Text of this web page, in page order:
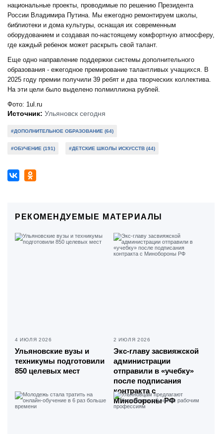
национальные проекты, проводимые по решению Президента
России Владимира Путина. Мы ежегодно ремонтируем школы,
библиотеки и дома культуры, оснащая их современным
оборудованием и создавая по-настоящему комфортную атмосферу,
где каждый ребенок может раскрыть свой талант.
Еще одно направление поддержки системы дополнительного
образования - ежегодное премирование талантливых учащихся. В
2025 году премии получили 39 ребят и два творческих коллектива.
На эти цели было выделено полмиллиона рублей.
Фото: 1ul.ru
Источник: Ульяновск сегодня
#ДОПОЛНИТЕЛЬНОЕ ОБРАЗОВАНИЕ (64)
#ОБУЧЕНИЕ (191) #ДЕТСКИЕ ШКОЛЫ ИСКУССТВ (44)
РЕКОМЕНДУЕМЫЕ МАТЕРИАЛЫ
4 ИЮЛЯ 2026
Ульяновские вузы и
техникумы подготовили
850 целевых мест
2 ИЮЛЯ 2026
Экс-главу засвияжской
администрации
отправили в «учебку»
после подписания
контракта с
Минобороны РФ